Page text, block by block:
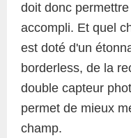
doit donc
accompli. Et quel
est doté d'un
borderless, de la
double capteur
permet de mieux
champ.